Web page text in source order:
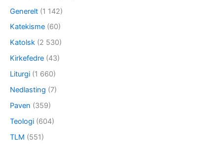
Generelt (1 142)
Katekisme (60)
Katolsk (2 530)
Kirkefedre (43)
Liturgi (1 660)
Nedlasting (7)
Paven (359)
Teologi (604)
TLM (551)